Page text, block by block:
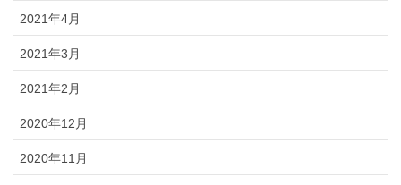
2021年4月
2021年3月
2021年2月
2020年12月
2020年11月